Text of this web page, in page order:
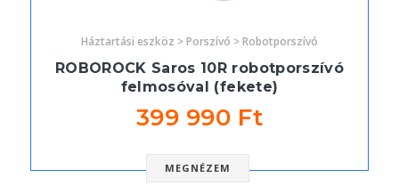
Háztartási eszköz > Porszívó > Robotporszívó
ROBOROCK Saros 10R robotporszívó
felmosóval (fekete)
399 990 Ft
MEGNÉZEM